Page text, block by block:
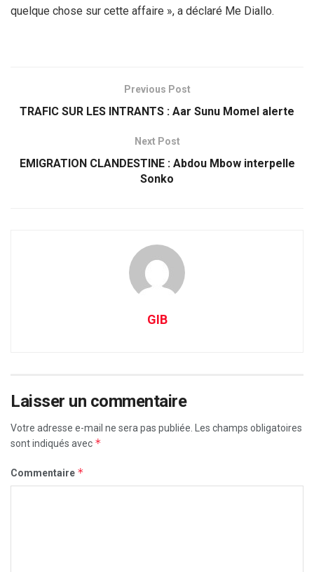
quelque chose sur cette affaire », a déclaré Me Diallo.
Previous Post
TRAFIC SUR LES INTRANTS : Aar Sunu Momel alerte
Next Post
EMIGRATION CLANDESTINE : Abdou Mbow interpelle
Sonko
GIB
Laisser un commentaire
Votre adresse e-mail ne sera pas publiée. Les champs obligatoires
sont indiqués avec *
Commentaire *